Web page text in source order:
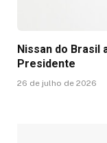
Nissan do Brasil
Presidente
26 de julho de 2026